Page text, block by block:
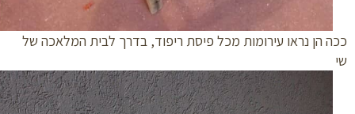
הן נראו עירומות מכל פיסת ריפוד, בדרך לבית המלאכה של